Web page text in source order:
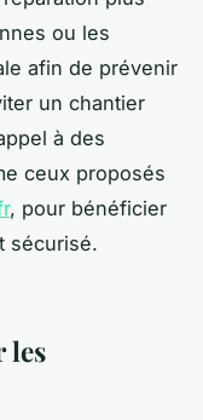
ou les
afin de prévenir
un chantier
à des
ceux proposés
, pour bénéficier
sécurisé.
les